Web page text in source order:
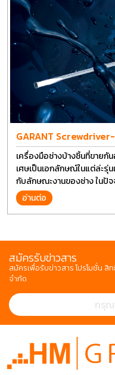
GARANT
เครื่องมือช่างบ้างชิ้นที่ขาย
เศษเป็นเอกลักษณ์ในแต่ล่ะรุ่
กับลักษณะงานของช่าง ในปั
ไขควงกันในงานหลายประเภ
อ่านต่อ
สมัครรับข่าวสาร
สมัครเพื่อรับข่าวสาร โปรโมชั่น สิ
จำกัด